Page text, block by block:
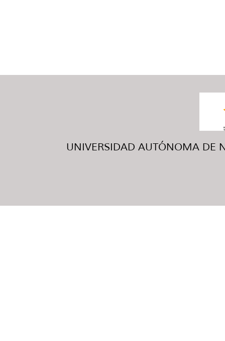
UNIVERSIDAD AUTÓNOMA DE